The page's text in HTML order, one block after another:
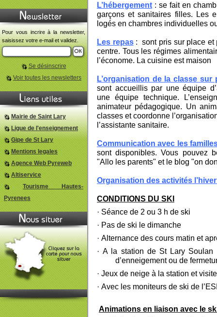
Pour vous incrire à la newsletter,
saisissez votre e-mail et validez.
Se désinscrire
Voir toutes les newsletters
Mairie de Saint Lary
Ligue de l'enseignement
Gipe de St Lary
Mentions legales
Agence Web Pyreweb
Altiservice
Tourisme Hautes-
Pyrenees
L’hébergement : se fait en
garçons et sanitaires filles. Les
logés en chambres individuelles
Les repas: sont pris sur place et
centre. Tous les régimes
l’économe. La cuisine est maison
L’organisation de la classe sur
sont accueillis par une équipe
une équipe technique.
animateur pédagogique. Un
classes etcoordonne
l’assistante sanitaire.
Communication avec les
sont disponibles. Vous pouvez
"Allo les parents" et le blog "on
Organisation des activités
CONDITIONS DU SKI
· Séance de 2 ou 3 h de ski
· Pas de ski le dimanche
· Alternance des cours matin et
· A la station de St Lary
d’enneigement ou de
· Jeux de neige à la station et
· Avec les moniteurs de ski de
Animations en liaison avec le